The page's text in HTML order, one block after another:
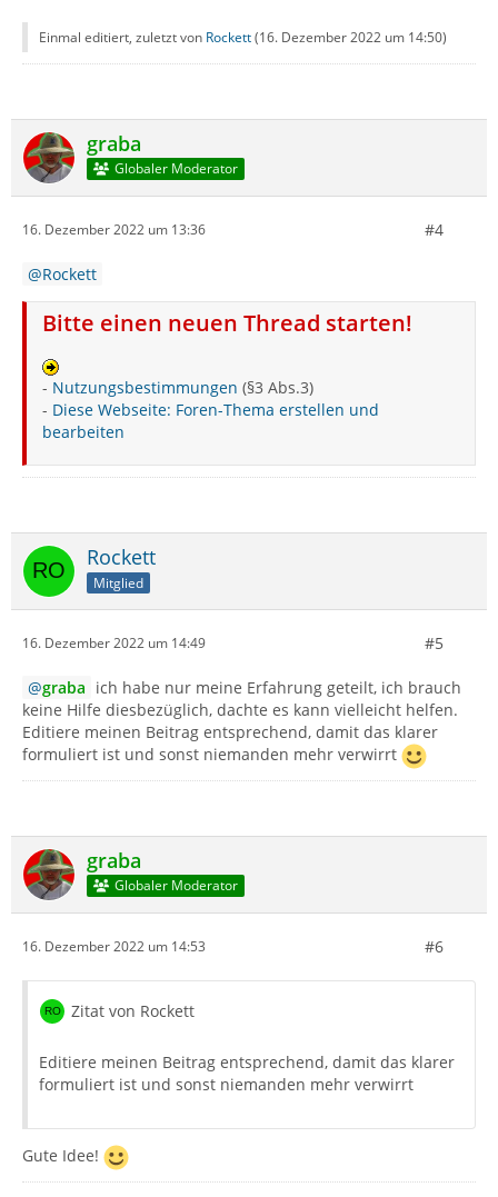
Einmal editiert, zuletzt von Rockett(16. Dezember 2022 um 14:50)
graba
Globaler Moderator
16. Dezember 2022 um 13:36 #4
Rockett
Bitte einen neuen Thread starten!
- Nutzungsbestimmungen (§3 Abs.3)
- Diese Webseite: Foren-Thema erstellen und
bearbeiten
Rockett
Mitglied
16. Dezember 2022 um 14:49 #5
graba ich habe nur meine Erfahrung geteilt, ich brauch
keine Hilfe diesbezüglich, dachte es kann vielleicht helfen.
Editiere meinen Beitrag entsprechend, damit das klarer
formuliert ist und sonst niemanden mehr verwirrt
graba
Globaler Moderator
16. Dezember 2022 um 14:53 #6
Zitat von Rockett
Editiere meinen Beitrag entsprechend, damit das klarer
formuliert ist und sonst niemanden mehr verwirrt
Gute Idee!